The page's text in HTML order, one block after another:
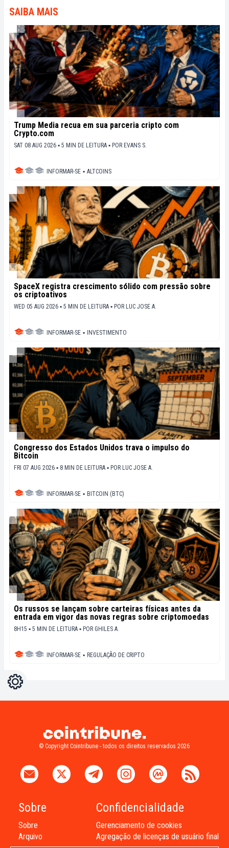
sociétaux de cette révolution en marche.
SAIBA MAIS
Trump Media recua em sua parceria cripto com
Crypto.com
SAT 08 AUG 2026 ▪ 5 MIN DE LEITURA ▪ POR EVANS S.
INFORMAR-SE ▪ ALTCOINS
SpaceX registra crescimento sólido com pressão sobre
os criptoativos
WED 05 AUG 2026 ▪ 5 MIN DE LEITURA ▪ POR LUC JOSE A.
INFORMAR-SE ▪ INVESTIMENTO
Congresso dos Estados Unidos trava o impulso do
Bitcoin
FRI 07 AUG 2026 ▪ 8 MIN DE LEITURA ▪ POR LUC JOSE A.
INFORMAR-SE ▪ BITCOIN (BTC)
Os russos se lançam sobre carteiras físicas antes da
entrada em vigor das novas regras sobre criptomoedas
8H15 ▪ 5 MIN DE LEITURA ▪ POR GHILES A.
INFORMAR-SE ▪ REGULAÇÃO DE CRIPTO
Configurações
© Copyright Cointribune - todos os direitos reservados 2026
Sobre
Sobre
Arquivo
Confidencialidade
Gerenciamento de cookies
Agregação de licenças de usuário final